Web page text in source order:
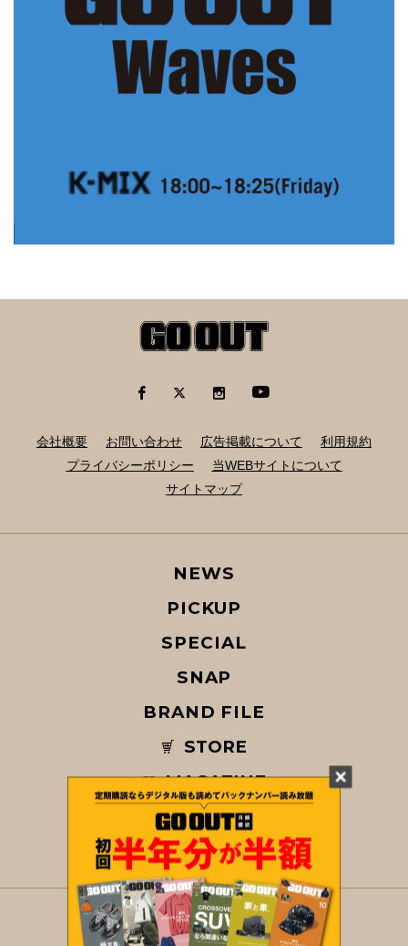
会社概要 お問い合わせ 広告掲載について
利用規約
プライバシーポリシー
当WEBサイトについて
サイトマップ
© COPYRIGHT 2026 GO OUT / SAN-EI CORPORATION Co.,Ltd.
NEWS
PICKUP
SPECIAL
SNAP
BRAND FILE
STORE
MAGAZINE